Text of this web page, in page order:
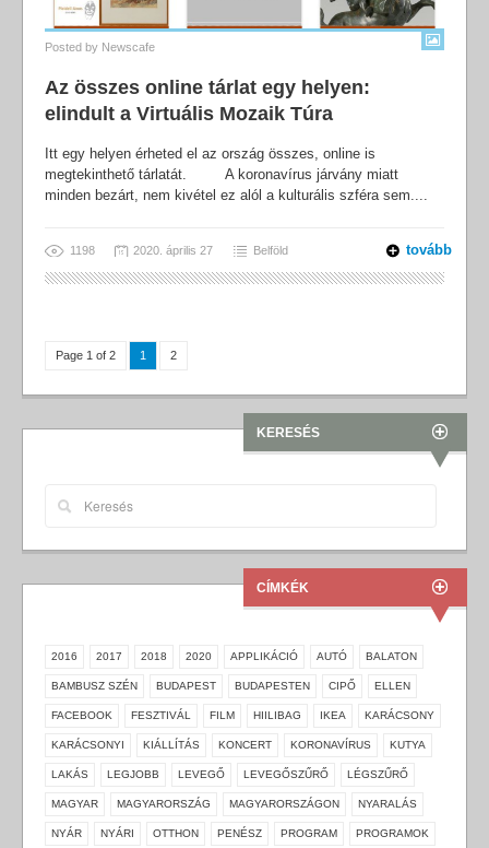
Posted by Newscafe
Az összes online tárlat egy helyen:
elindult a Virtuális Mozaik Túra
Itt egy helyen érheted el az ország összes, online is
megtekinthető tárlatát. A koronavírus járvány miatt
minden bezárt, nem kivétel ez alól a kulturális szféra sem....
1198 2020. április 27 Belföld tovább
Page 1 of 2 1 2
KERESÉS
CÍMKÉK
2016 2017 2018 2020 APPLIKÁCIÓ AUTÓ BALATON
BAMBUSZ SZÉN BUDAPEST BUDAPESTEN CIPŐ ELLEN
FACEBOOK FESZTIVÁL FILM HIILIBAG IKEA KARÁCSONY
KARÁCSONYI KIÁLLÍTÁS KONCERT KORONAVÍRUS KUTYA
LAKÁS LEGJOBB LEVEGŐ LEVEGŐSZŰRŐ LÉGSZŰRŐ
MAGYAR MAGYARORSZÁG MAGYARORSZÁGON NYARALÁS
NYÁR NYÁRI OTTHON PENÉSZ PROGRAM PROGRAMOK